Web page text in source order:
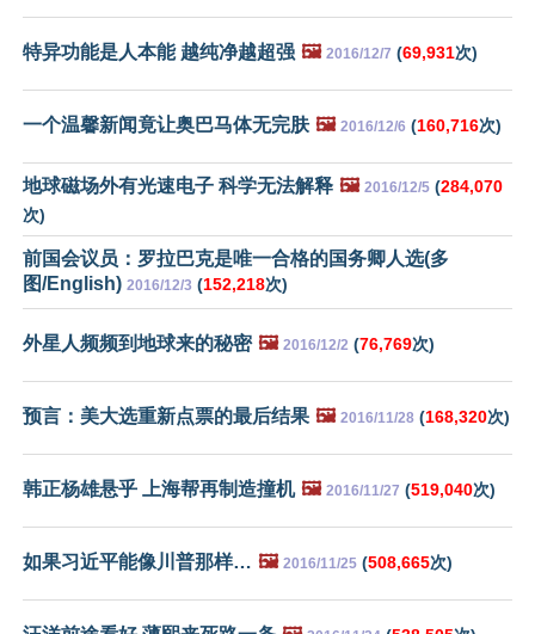
特异功能是人本能 越纯净越超强 🖼️ 2016/12/7 (69,931次)
一个温馨新闻竟让奥巴马体无完肤 🖼️ 2016/12/6 (160,716次)
地球磁场外有光速电子 科学无法解释 🖼️ 2016/12/5 (284,070
次)
前国会议员：罗拉巴克是唯一合格的国务卿人选(多
图/English) 2016/12/3 (152,218次)
外星人频频到地球来的秘密 🖼️ 2016/12/2 (76,769次)
预言：美大选重新点票的最后结果 🖼️ 2016/11/28 (168,320次)
韩正杨雄悬乎 上海帮再制造撞机 🖼️ 2016/11/27 (519,040次)
如果习近平能像川普那样… 🖼️ 2016/11/25 (508,665次)